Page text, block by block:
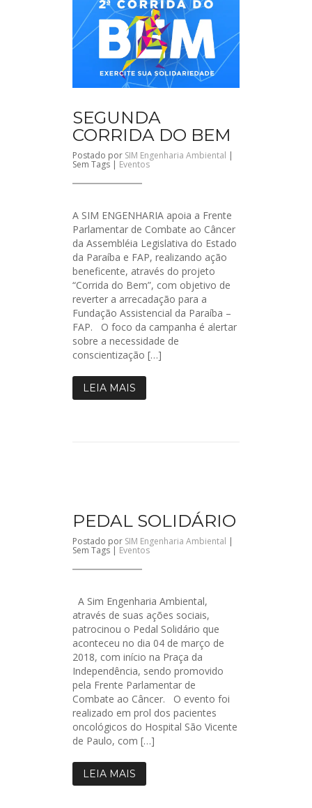
SEGUNDA
CORRIDA DO BEM
Postado por SIM Engenharia Ambiental |
Sem Tags | Eventos
A SIM ENGENHARIA apoia a Frente
Parlamentar de Combate ao Câncer
da Assembléia Legislativa do Estado
da Paraíba e FAP, realizando ação
beneficente, através do projeto
“Corrida do Bem”, com objetivo de
reverter a arrecadação para a
Fundação Assistencial da Paraíba –
FAP. O foco da campanha é alertar
sobre a necessidade de
conscientização […]
LEIA MAIS
PEDAL SOLIDÁRIO
Postado por SIM Engenharia Ambiental |
Sem Tags | Eventos
A Sim Engenharia Ambiental,
através de suas ações sociais,
patrocinou o Pedal Solidário que
aconteceu no dia 04 de março de
2018, com início na Praça da
Independência, sendo promovido
pela Frente Parlamentar de
Combate ao Câncer. O evento foi
realizado em prol dos pacientes
oncológicos do Hospital São Vicente
de Paulo, com […]
LEIA MAIS